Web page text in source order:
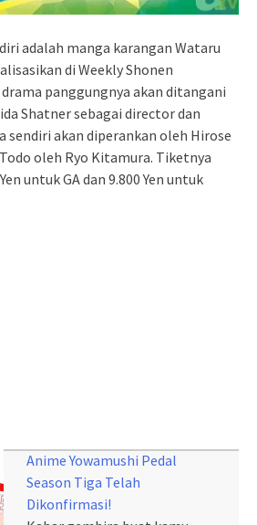
adalah manga karangan Wataru
di Weekly Shonen
panggungnya akan ditangani
Shatner sebagai director dan
sendiri akan diperankan oleh Hirose
oleh Ryo Kitamura. Tiketnya
untuk GA dan 9.800 Yen untuk
Anime Yowamushi Pedal
Season Tiga Telah
Dikonfirmasi!